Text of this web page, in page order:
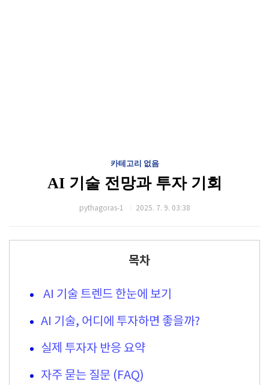
카테고리 없음
AI 기술 전망과 투자 기회
pythagoras-1 2025. 7. 9. 03:38
목차
AI 기술 트렌드 한눈에 보기
AI 기술, 어디에 투자하면 좋을까?
실제 투자자 반응 요약
자주 묻는 질문 (FAQ)